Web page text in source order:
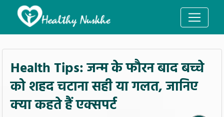
Health Tips: जन्म के फौरन बाद बच्चे
को शहद चटाना सही या गलत, जानिए
क्या कहते हैं एक्सपर्ट